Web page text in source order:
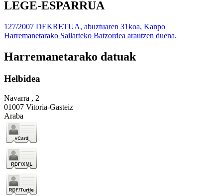
LEGE-ESPARRUA
127/2007 DEKRETUA, abuztuaren 31koa, Kanpo
Harremanetarako Sailarteko Batzordea arautzen duena.
Harremanetarako datuak
Helbidea
Navarra , 2
01007 Vitoria-Gasteiz
Araba